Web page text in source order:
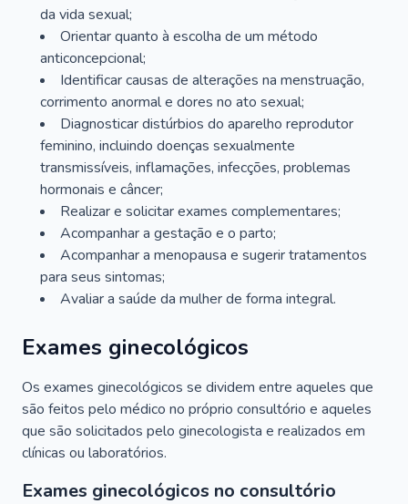
da vida sexual;
Orientar quanto à escolha de um método
anticoncepcional;
Identificar causas de alterações na menstruação,
corrimento anormal e dores no ato sexual;
Diagnosticar distúrbios do aparelho reprodutor
feminino, incluindo doenças sexualmente
transmissíveis, inflamações, infecções, problemas
hormonais e câncer;
Realizar e solicitar exames complementares;
Acompanhar a gestação e o parto;
Acompanhar a menopausa e sugerir tratamentos
para seus sintomas;
Avaliar a saúde da mulher de forma integral.
Exames ginecológicos
Os exames ginecológicos se dividem entre aqueles que
são feitos pelo médico no próprio consultório e aqueles
que são solicitados pelo ginecologista e realizados em
clínicas ou laboratórios.
Exames ginecológicos no consultório